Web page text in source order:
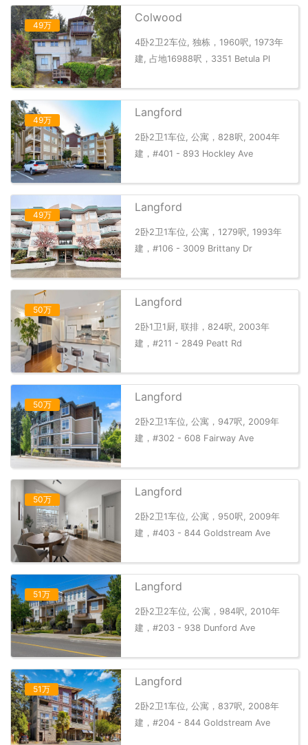
49万
Colwood
4卧2卫2车位, 独栋，1960呎, 1973年
建, 占地16988呎，3351 Betula Pl
49万
Langford
2卧2卫1车位, 公寓，828呎, 2004年
建，#401 - 893 Hockley Ave
49万
Langford
2卧2卫1车位, 公寓，1279呎, 1993年
建，#106 - 3009 Brittany Dr
50万
Langford
2卧1卫1厨, 联排，824呎, 2003年
建，#211 - 2849 Peatt Rd
50万
Langford
2卧2卫1车位, 公寓，947呎, 2009年
建，#302 - 608 Fairway Ave
50万
Langford
2卧2卫1车位, 公寓，950呎, 2009年
建，#403 - 844 Goldstream Ave
51万
Langford
2卧2卫2车位, 公寓，984呎, 2010年
建，#203 - 938 Dunford Ave
51万
Langford
2卧2卫1车位, 公寓，837呎, 2008年
建，#204 - 844 Goldstream Ave